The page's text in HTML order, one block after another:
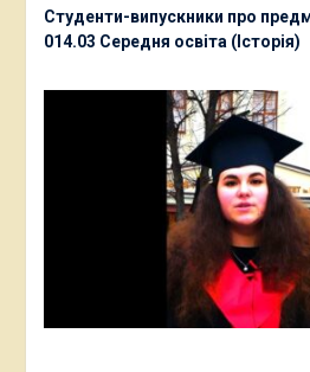
Студенти-випускники про
014.03 Середня освіта (Історія)